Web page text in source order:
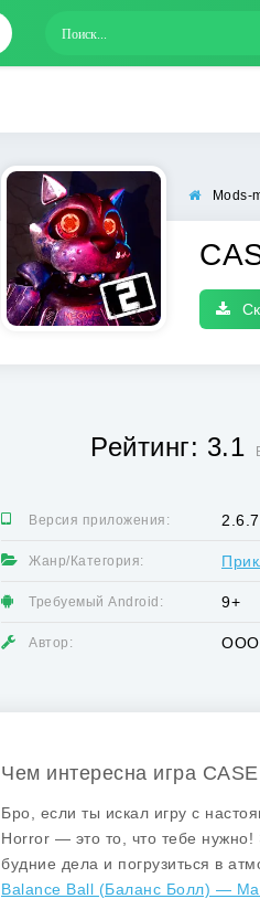
Mods-
Рейтинг: 3.1
Версия приложения: 2.6.7
Жанр/Категория:
Требуемый Android: 9+
Автор:
Чем интересна игра
Бро, если ты искал игру с
Horror — это то, что тебе
будние дела и погрузиться в
Balance Ball (Баланс Болл) —